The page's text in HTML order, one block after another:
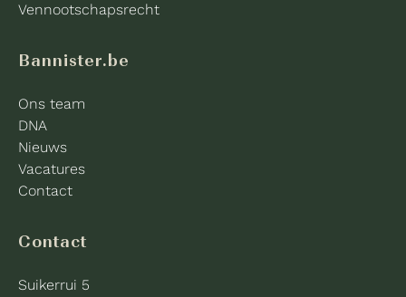
Vennootschapsrecht
Bannister.be
Ons team
DNA
Nieuws
Vacatures
Contact
Contact
Suikerrui 5